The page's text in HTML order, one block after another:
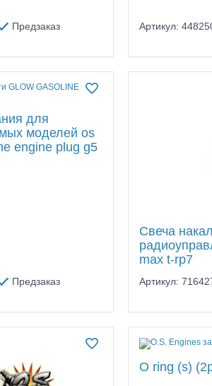
Шоссейки/дрифт/
Предзаказ Артикул:
для
моделей os
engine plug g5
Предзаказ
Свеча
max t-rp7
Артикул:
O ring (s)